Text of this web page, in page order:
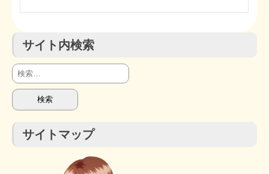
日本経済を解説するヤンキー／MIHANAマンガ／旧・財研出版
MMTの学習資料
STOPインボイス作品集
たかの経世済民イラスト集
用語集
サイト内検索
検
索:
サイトマップ